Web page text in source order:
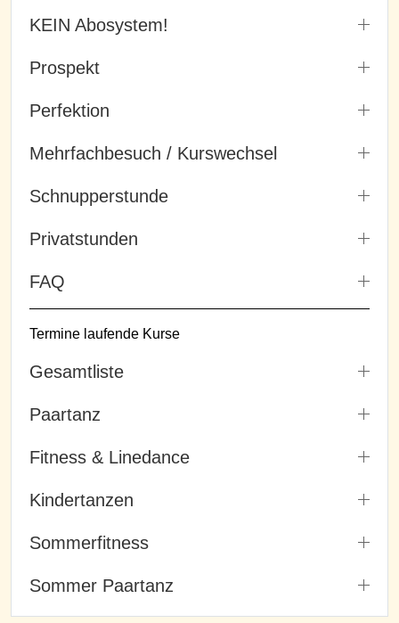
KEIN Abosystem!
Prospekt
Perfektion
Mehrfachbesuch / Kurswechsel
Schnupperstunde
Privatstunden
FAQ
Termine laufende Kurse
Gesamtliste
Paartanz
Fitness & Linedance
Kindertanzen
Sommerfitness
Sommer Paartanz